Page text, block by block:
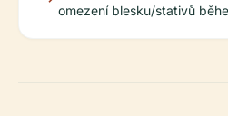
omezení blesku/stativů